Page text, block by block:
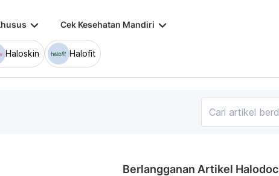
keyboard_arrow_down Cek Kesehatan Mandiri keyboard_arrow_down
Haloskin Halofit
Berlangganan Artikel Halodoc